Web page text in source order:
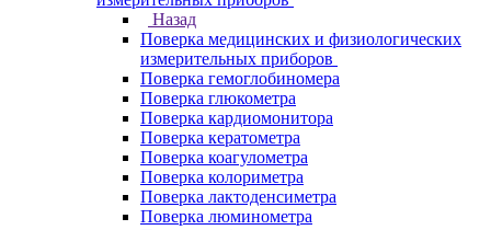
Назад
Поверка медицинских и физиологических
измерительных приборов
Поверка гемоглобиномера
Поверка глюкометра
Поверка кардиомонитора
Поверка кератометра
Поверка коагулометра
Поверка колориметра
Поверка лактоденсиметра
Поверка люминометра